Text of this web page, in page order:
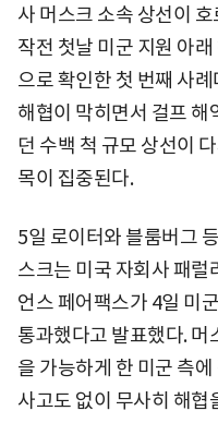
사 머스크 소속 상선이
작전 첫날 미군 지원 아
으로 확인한 첫 번째 사
해협이 막히면서 걸프 해
던 수백 척 규모 상선이
목이 집중된다.
5일 로이터와 블룸버그
스크는 미국 자회사 패럴
언스 페어팩스가 4일 미
통과했다고 발표했다. 머
을 가능하게 한 미군 측
사고도 없이 무사히 해